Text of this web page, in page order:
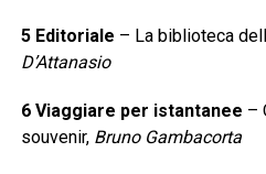
5 Editoriale – La biblioteca
D’Attanasio
6 Viaggiare per istantanee –
souvenir, Bruno Gambacorta